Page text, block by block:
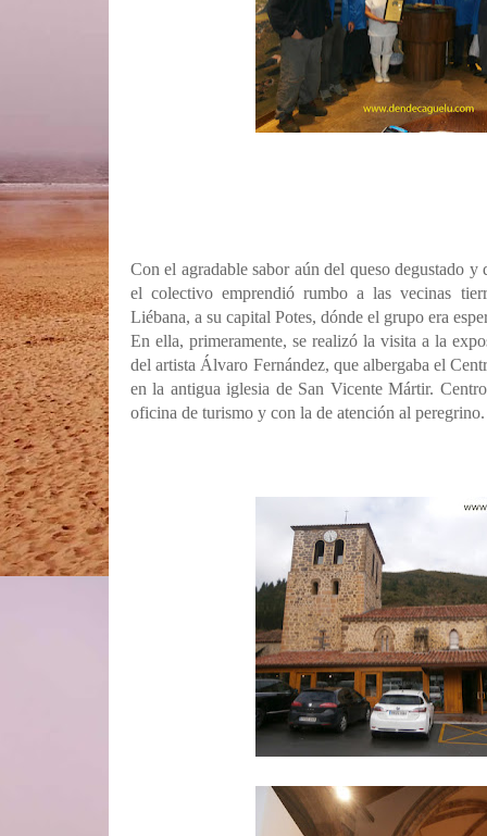
Con el agradable sabor aún del queso degustado
el colectivo emprendió rumbo a las vecinas
Liébana, a su capital Potes, dónde el grupo era
En ella, primeramente, se realizó la visita a la
del artista Álvaro Fernández, que albergaba el
en la antigua iglesia de San Vicente Mártir.
oficina de turismo y con la de atención al peregrino.